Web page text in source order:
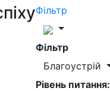
Фільтр
Фільтр
Благоустрій
Рівень питання: